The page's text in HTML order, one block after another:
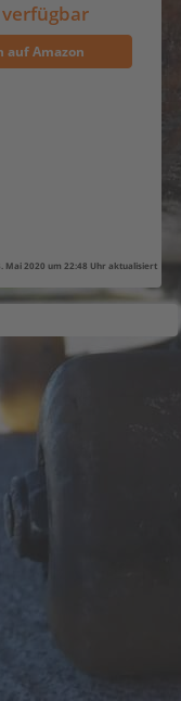
auf Amazon
Mai 2020 um 22:48 Uhr aktualisiert